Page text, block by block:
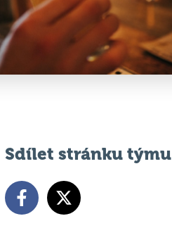
Sdílet stránku týmu